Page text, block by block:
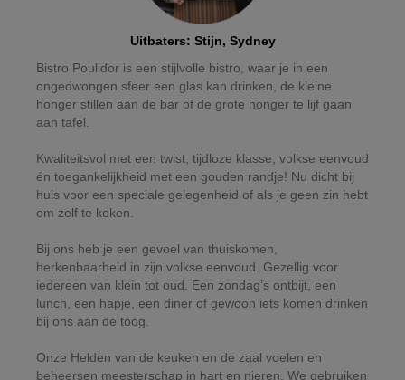
Uitbaters: Stijn, Sydney
Bistro Poulidor is een stijlvolle bistro, waar je in een
ongedwongen sfeer een glas kan drinken, de kleine
honger stillen aan de bar of de grote honger te lijf gaan
aan tafel.
Kwaliteitsvol met een twist, tijdloze klasse, volkse eenvoud
én toegankelijkheid met een gouden randje! Nu dicht bij
huis voor een speciale gelegenheid of als je geen zin hebt
om zelf te koken.
Bij ons heb je een gevoel van thuiskomen,
herkenbaarheid in zijn volkse eenvoud. Gezellig voor
iedereen van klein tot oud. Een zondag’s ontbijt, een
lunch, een hapje, een diner of gewoon iets komen drinken
bij ons aan de toog.
Onze Helden van de keuken en de zaal voelen en
beheersen meesterschap in hart en nieren. We gebruiken